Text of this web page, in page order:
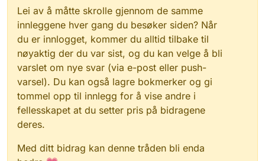
Lei av å måtte skrolle gjennom de samme
innleggene hver gang du besøker siden? Når
du er innlogget, kommer du alltid tilbake til
nøyaktig der du var sist, og du kan velge å bli
varslet om nye svar (via e-post eller push-
varsel). Du kan også lagre bokmerker og gi
tommel opp til innlegg for å vise andre i
fellesskapet at du setter pris på bidragene
deres.
Med ditt bidrag kan denne tråden bli enda